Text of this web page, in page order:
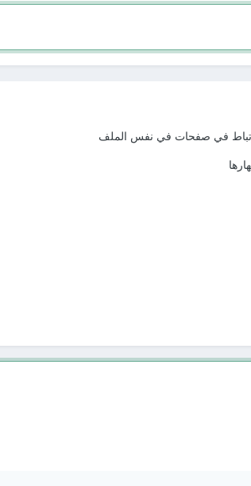
في صفحات في نفس الملف